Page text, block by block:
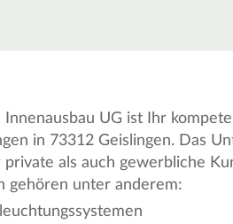
Innenausbau UG ist Ihr
in 73312 Geislingen. Das
als auch gewerbliche
gehören unter anderem: